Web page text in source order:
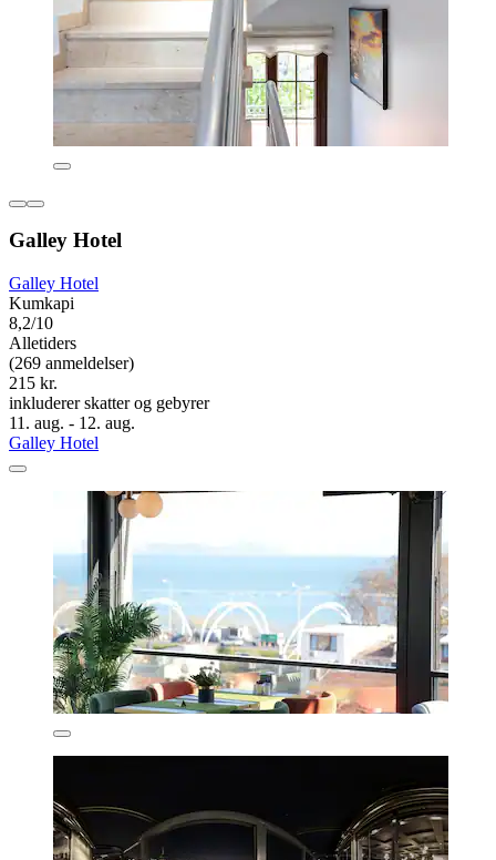
Galley Hotel
Galley Hotel
Kumkapi
8,2/10
Alletiders
(269 anmeldelser)
215 kr.
inkluderer skatter og gebyrer
11. aug. - 12. aug.
Galley Hotel